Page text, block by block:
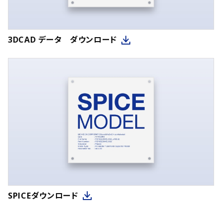
3DCAD データ ダウンロード
SPICEダウンロード